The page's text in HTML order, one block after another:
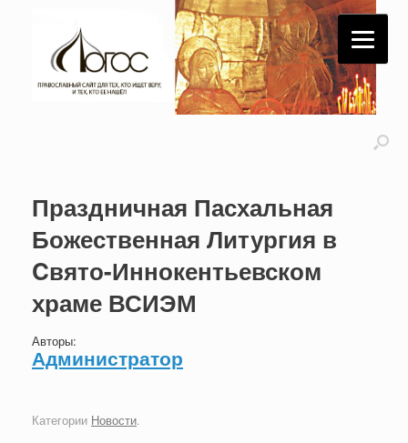
Праздничная Пасхальная
Божественная Литургия в
Cвято-Иннокентьевском
храме ВСИЭМ
Авторы:
Администратор
Категории Новости.